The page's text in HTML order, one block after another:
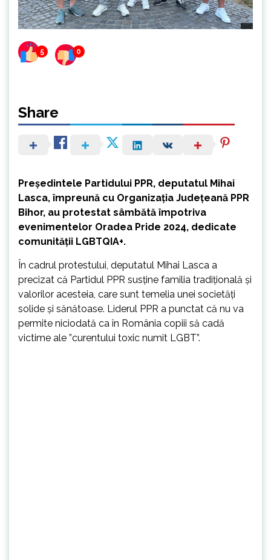
5 0
Share
Președintele Partidului PPR, deputatul Mihai
Lasca, împreună cu Organizația Județeană PPR
Bihor, au protestat sâmbătă împotriva
evenimentelor Oradea Pride 2024, dedicate
comunității LGBTQIA+.
În cadrul protestului, deputatul Mihai Lasca a
precizat că Partidul PPR susține familia tradițională şi
valorilor acesteia, care sunt temelia unei societăţi
solide şi sănătoase. Liderul PPR a punctat că nu va
permite niciodată ca în România copiii să cadă
victime ale ”curentului toxic numit LGBT”.